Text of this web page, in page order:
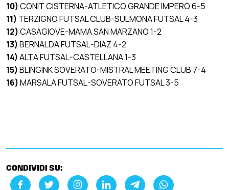
10)CONIT CISTERNA-ATLETICO GRANDE IMPERO 6-5
11) TERZIGNO FUTSAL CLUB-SULMONA FUTSAL 4-3
12)CASAGIOVE-MAMA SAN MARZANO 1-2
13)BERNALDA FUTSAL-DIAZ 4-2
14)ALTA FUTSAL-CASTELLANA 1-3
15)BLINGINK SOVERATO-MISTRAL MEETING CLUB 7-4
16)MARSALA FUTSAL-SOVERATO FUTSAL 3-5
CONDIVIDI SU: